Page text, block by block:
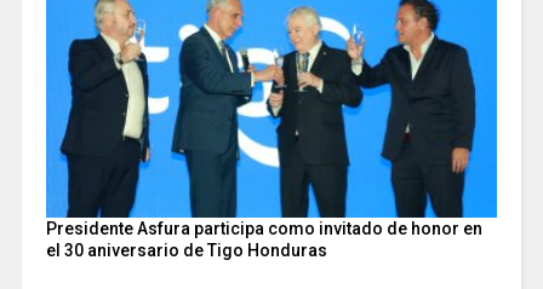
Presidente Asfura participa como invitado de honor en
el 30 aniversario de Tigo Honduras